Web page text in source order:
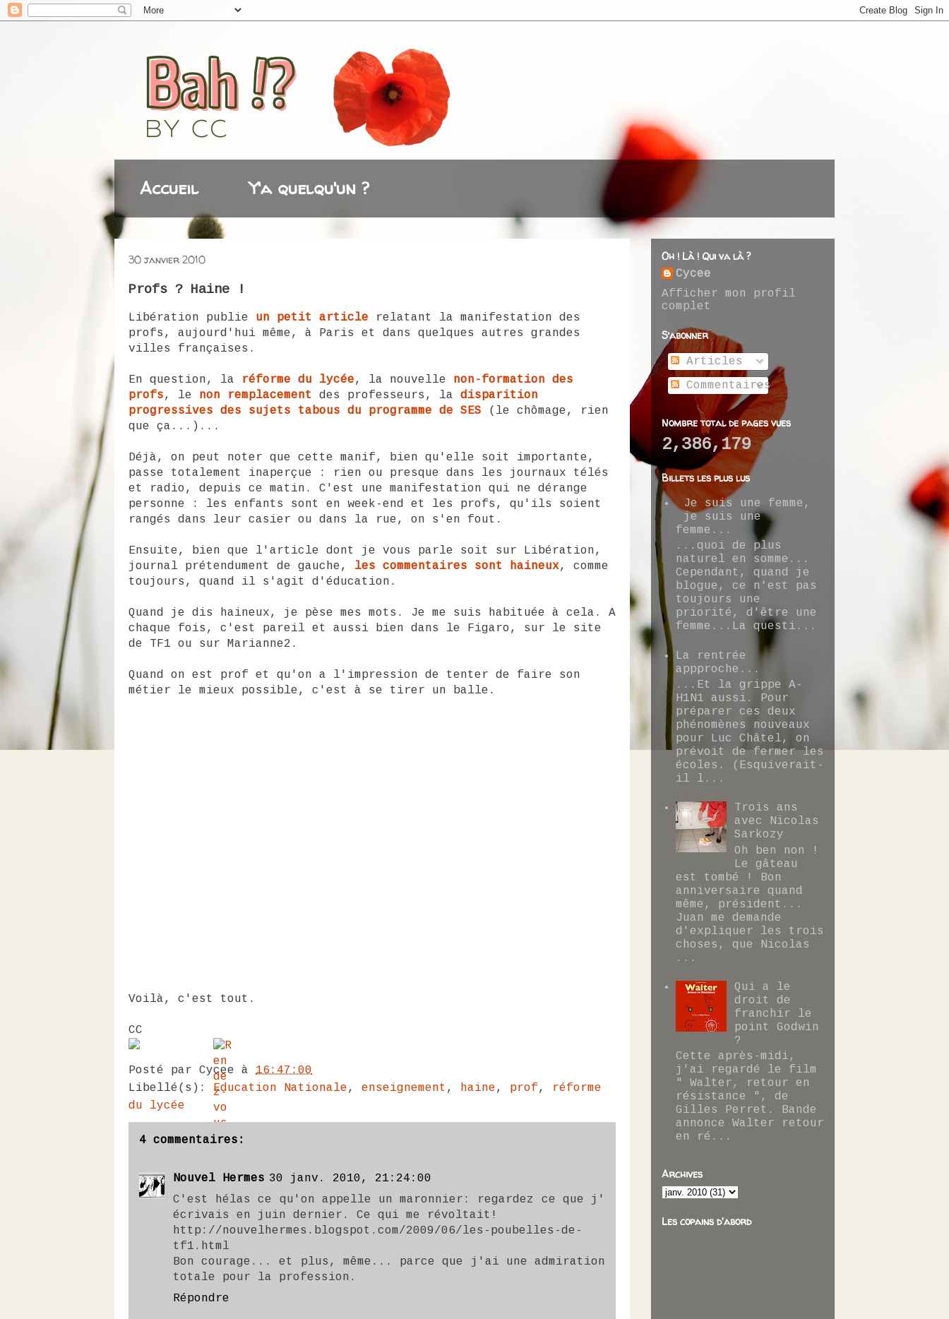
Accueil Y'a quelqu'un ?
30 janvier 2010
Profs ? Haine !
Libération publie un petit article relatant la manifestation des
profs, aujourd'hui même, à Paris et dans quelques autres grandes
villes françaises.
En question, la réforme du lycée, la nouvelle non-formation des
profs, le non remplacement des professeurs, la disparition
progressives des sujets tabous du programme de SES (le chômage, rien
que ça...)...
Déjà, on peut noter que cette manif, bien qu'elle soit importante,
passe totalement inaperçue : rien ou presque dans les journaux télés
et radio, depuis ce matin. C'est une manifestation qui ne dérange
personne : les enfants sont en week-end et les profs, qu'ils soient
rangés dans leur casier ou dans la rue, on s'en fout.
Ensuite, bien que l'article dont je vous parle soit sur Libération,
journal prétendument de gauche, les commentaires sont haineux, comme
toujours, quand il s'agit d'éducation.
Quand je dis haineux, je pèse mes mots. Je me suis habituée à cela. A
chaque fois, c'est pareil et aussi bien dans le Figaro, sur le site
de TF1 ou sur Marianne2.
Quand on est prof et qu'on a l'impression de tenter de faire son
métier le mieux possible, c'est à se tirer un balle.
Voilà, c'est tout.
CC
Posté par Cycee à 16:47:00
Libellé(s): Education Nationale, enseignement , haine, prof,
réforme
du lycée
4 commentaires:
Nouvel Hermes 30 janv. 2010, 21:24:00
C'est hélas ce qu'on appelle un maronnier: regardez ce que j'
écrivais en juin dernier. Ce qui me révoltait!
http://nouvelhermes.blogspot.com/2009/06/les-poubelles-de-
tf1.html
Bon courage... et plus, même... parce que j'ai une admiration
totale pour la profession.
Répondre
Oh ! Là ! Qui va là ?
Cycee
Afficher mon profil
complet
S’abonner
Articles
Commentaires
Nombre total de pages vues
2,386,179
Billets les plus lus
Je suis une femme,
je suis une
femme...
...quoi de plus
naturel en somme...
Cependant, quand je
blogue, ce n'est pas
toujours une
priorité, d'être une
femme...La questi...
La rentrée
appproche...
...Et la grippe A-
H1N1 aussi. Pour
préparer ces deux
phénomènes nouveaux
pour Luc Châtel, on
prévoit de fermer les
écoles. (Esquiverait-
il l...
Trois ans
avec Nicolas
Sarkozy
Oh ben non !
Le gâteau
est tombé ! Bon
anniversaire quand
même, président...
Juan me demande
d'expliquer les trois
choses, que Nicolas
...
Qui a le
droit de
franchir le
point Godwin
?
Cette après-midi,
j'ai regardé le film
" Walter, retour en
résistance ", de
Gilles Perret. Bande
annonce Walter retour
en ré...
Archives
Les copains d'abord